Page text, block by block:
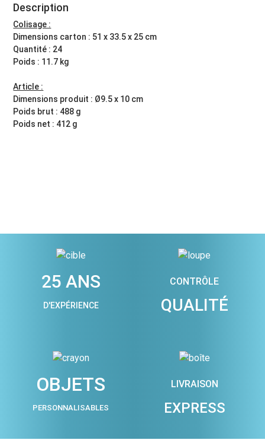
Description
Colisage :
Dimensions carton : 51 x 33.5 x 25 cm
Quantité : 24
Poids : 11.7 kg
Article :
Dimensions produit : Ø9.5 x 10 cm
Poids brut : 488 g
Poids net : 412 g
25 ANS
D'EXPÉRIENCE
CONTRÔLE
QUALITÉ
OBJETS
PERSONNALISABLES
LIVRAISON
EXPRESS